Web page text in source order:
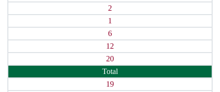
2
1
6
12
20
Total
19